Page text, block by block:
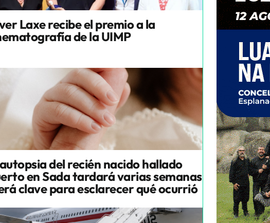
Laxe recibe el premio a la
de la UIMP
del recién nacido hallado
en Sada tardará varias semanas
clave para esclarecer qué ocurrió